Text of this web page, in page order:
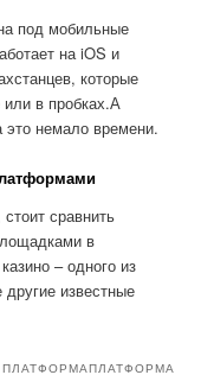
под мобильные
на iOS и
которые
или в пробках.А
это немало времени.
сравнить
в
– одного из
известные
ПЛАТФОРМАПЛАТФОРМА